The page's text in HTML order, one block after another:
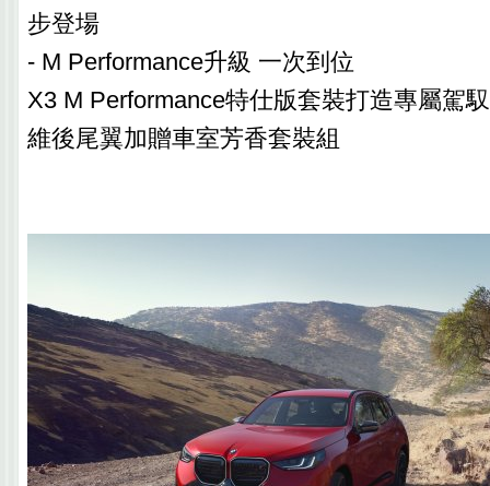
步登場
- M Performance升級 一次到位
X3 M Performance特仕版套裝打造專屬駕
維後尾翼加贈車室芳香套裝組